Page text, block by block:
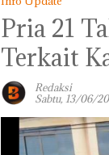
Pria 21
Terkait
Redaksi
Sabtu, 13/06/